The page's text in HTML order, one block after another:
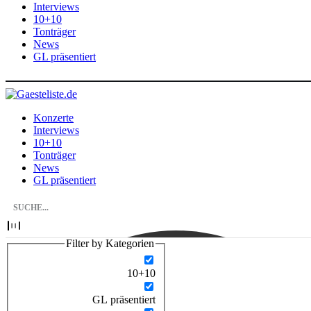
Interviews
10+10
Tonträger
News
GL präsentiert
Konzerte
Interviews
10+10
Tonträger
News
GL präsentiert
Filter by Kategorien
10+10
GL präsentiert